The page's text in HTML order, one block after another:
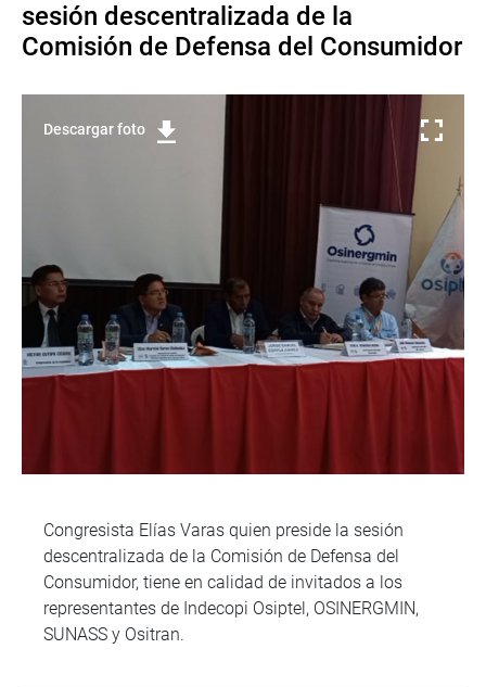
sesión descentralizada de la
Comisión de Defensa del Consumidor
Descargar foto
Congresista Elías Varas quien preside la sesión
descentralizada de la Comisión de Defensa del
Consumidor, tiene en calidad de invitados a los
representantes de Indecopi Osiptel, OSINERGMIN,
SUNASS y Ositran.